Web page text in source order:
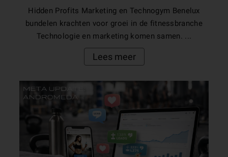
Hidden Profits Marketing en Technogym Benelux
bundelen krachten voor groei in de fitnessbranche
Technologie en marketing komen samen. ...
Lees meer